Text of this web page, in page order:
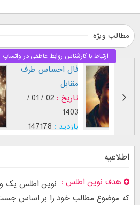
مطالب ویژه
طرز نگاه پسر عاشق (
بر اساس [...]
تاریخ :
29 / 12 /
1402
بازدید : 26740
اطلاعیه
هدف نوین اطلس
نوین اطلس یک
که موضوع مطالب خود را بر اساس